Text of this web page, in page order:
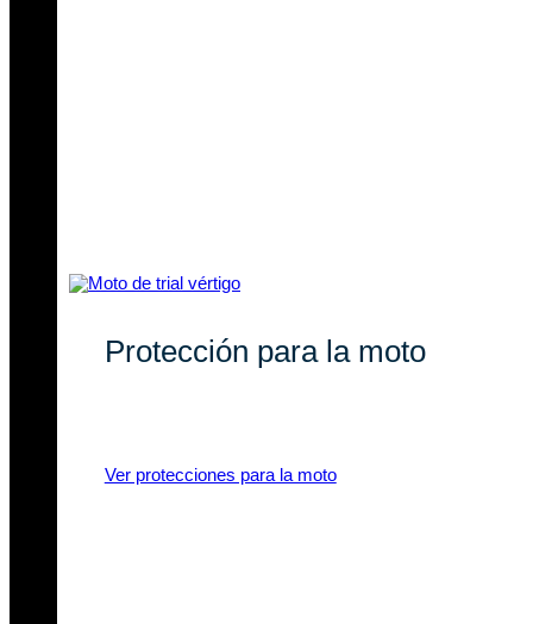
Protección para la moto
Ver protecciones para la moto